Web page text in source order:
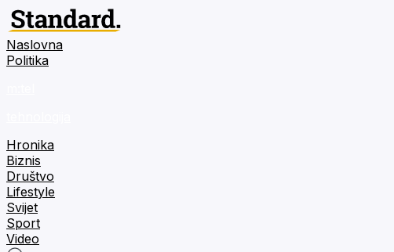
Naslovna
Politika
Hronika
Biznis
Društvo
Lifestyle
Svijet
Sport
Video